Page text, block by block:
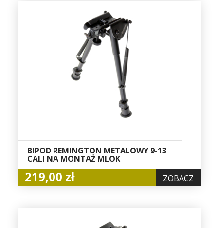
BIPOD REMINGTON METALOWY 9-13
CALI NA MONTAŻ MLOK
219,00 zł ZOBACZ